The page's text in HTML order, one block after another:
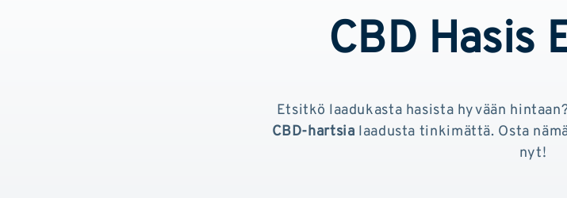
CBD Hasis
Etsitkö laadukasta hasista hyvään
CBD-hartsia laadusta tinkimättä. Osta
nyt!